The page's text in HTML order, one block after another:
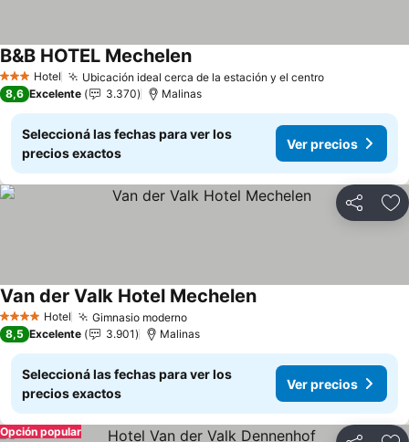
3 Estrellas
Hotel Ubicación ideal cerca de la estación y el centroVer precios
B&B HOTEL MechelenVer precios
8,6 Excelente 3.370 Malinas
Seleccioná las fechas para ver los
precios exactos
Ver precios
Compartir
4 EstrellasHotel Gimnasio modernoVer precios
Van der Valk Hotel MechelenVer precios
8,5 Excelente 3.901 Malinas
Seleccioná las fechas para ver los
precios exactos
Ver precios
Opción popular